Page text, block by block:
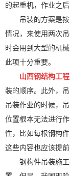
的起重机，作业之
吊装的方案是
情况，来使用两次
时会用到大型的机
此项十分重要。
山西钢结构工程
装的顺序。此外，
吊装作业的时候，
位置根本无法进行
性，比如每根钢构
这些内容也应该提前
钢构件吊装施